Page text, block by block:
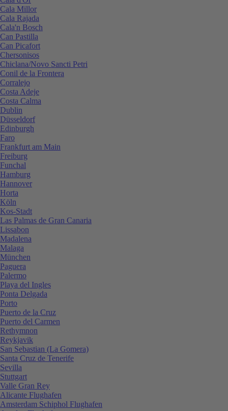
Cala Millor
Cala Rajada
Cala'n Bosch
Can Pastilla
Can Picafort
Chersonisos
Chiclana/Novo Sancti Petri
Conil de la Frontera
Corralejo
Costa Adeje
Costa Calma
Dublin
Düsseldorf
Edinburgh
Faro
Frankfurt am Main
Freiburg
Funchal
Hamburg
Hannover
Horta
Köln
Kos-Stadt
Las Palmas de Gran Canaria
Lissabon
Madalena
Malaga
München
Paguera
Palermo
Playa del Ingles
Ponta Delgada
Porto
Puerto de la Cruz
Puerto del Carmen
Rethymnon
Reykjavik
San Sebastian (La Gomera)
Santa Cruz de Tenerife
Sevilla
Stuttgart
Valle Gran Rey
Alicante Flughafen
Amsterdam Schiphol Flughafen